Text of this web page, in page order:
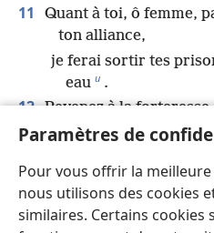
Paramètres de
Pour vous offrir la
nous utilisons des cookies
similaires. Certains cookies
11
Quant à toi, ô femme,
ton alliance,
je ferai sortir tes
eau u .
12 Revenez à la
d’espoir
!
“Ô femme, je te
13 Car je tendrai *Juda
et je placerai Éphraïm